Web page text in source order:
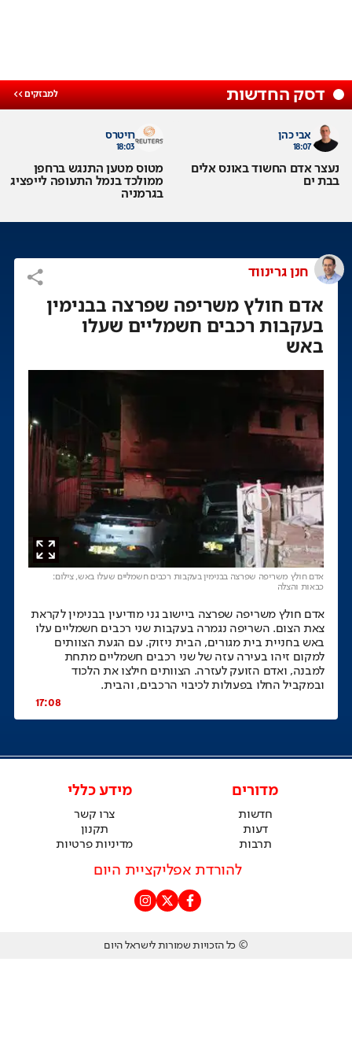
דסק החדשות
אבי כהן
18:07
נעצר אדם החשוד באונס אלים
בבת ים
רויטרס
18:03
מטוס מטען התנגש ברחפן
ממולכד בנמל התעופה לייפציג
בגרמניה
אדם חולץ משריפה שפרצה בבנימין
בעקבות רכבים חשמליים שעלו
באש
חנן גרינווד
17:08
אדם חולץ משריפה שפרצה בבנימין בעקבות רכבים חשמליים שעלו באש, צילום:
כבאות והצלה
אדם חולץ משריפה שפרצה ביישוב גני מודיעין בבנימין לקראת
צאת הצום. השריפה נגמרה בעקבות שני רכבים חשמליים עלו
באש בחניית בית מגורים, הבית ניזוק. עם הגעת הצוותים
למקום זיהו בעירה עזה של שני רכבים חשמליים מתחת
למבנה, ואדם הזועק לעזרה. הצוותים חילצו את הלכוד
ובמקביל החלו בפעולות לכיבוי הרכבים, והבית.
מדורים
חדשות
דעות
תרבות
מידע כללי
צרו קשר
תקנון
מדיניות פרטיות
להורדת אפליקציית היום
© כל הזכויות שמורות לישראל היום